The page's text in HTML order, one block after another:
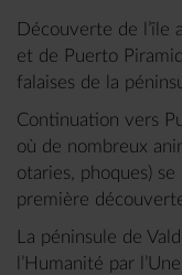
Découverte de l’île
et de Puerto
falaises de la
Continuation vers
où de nombreux
otaries, phoques)
première
La péninsule de
l’Humanité par